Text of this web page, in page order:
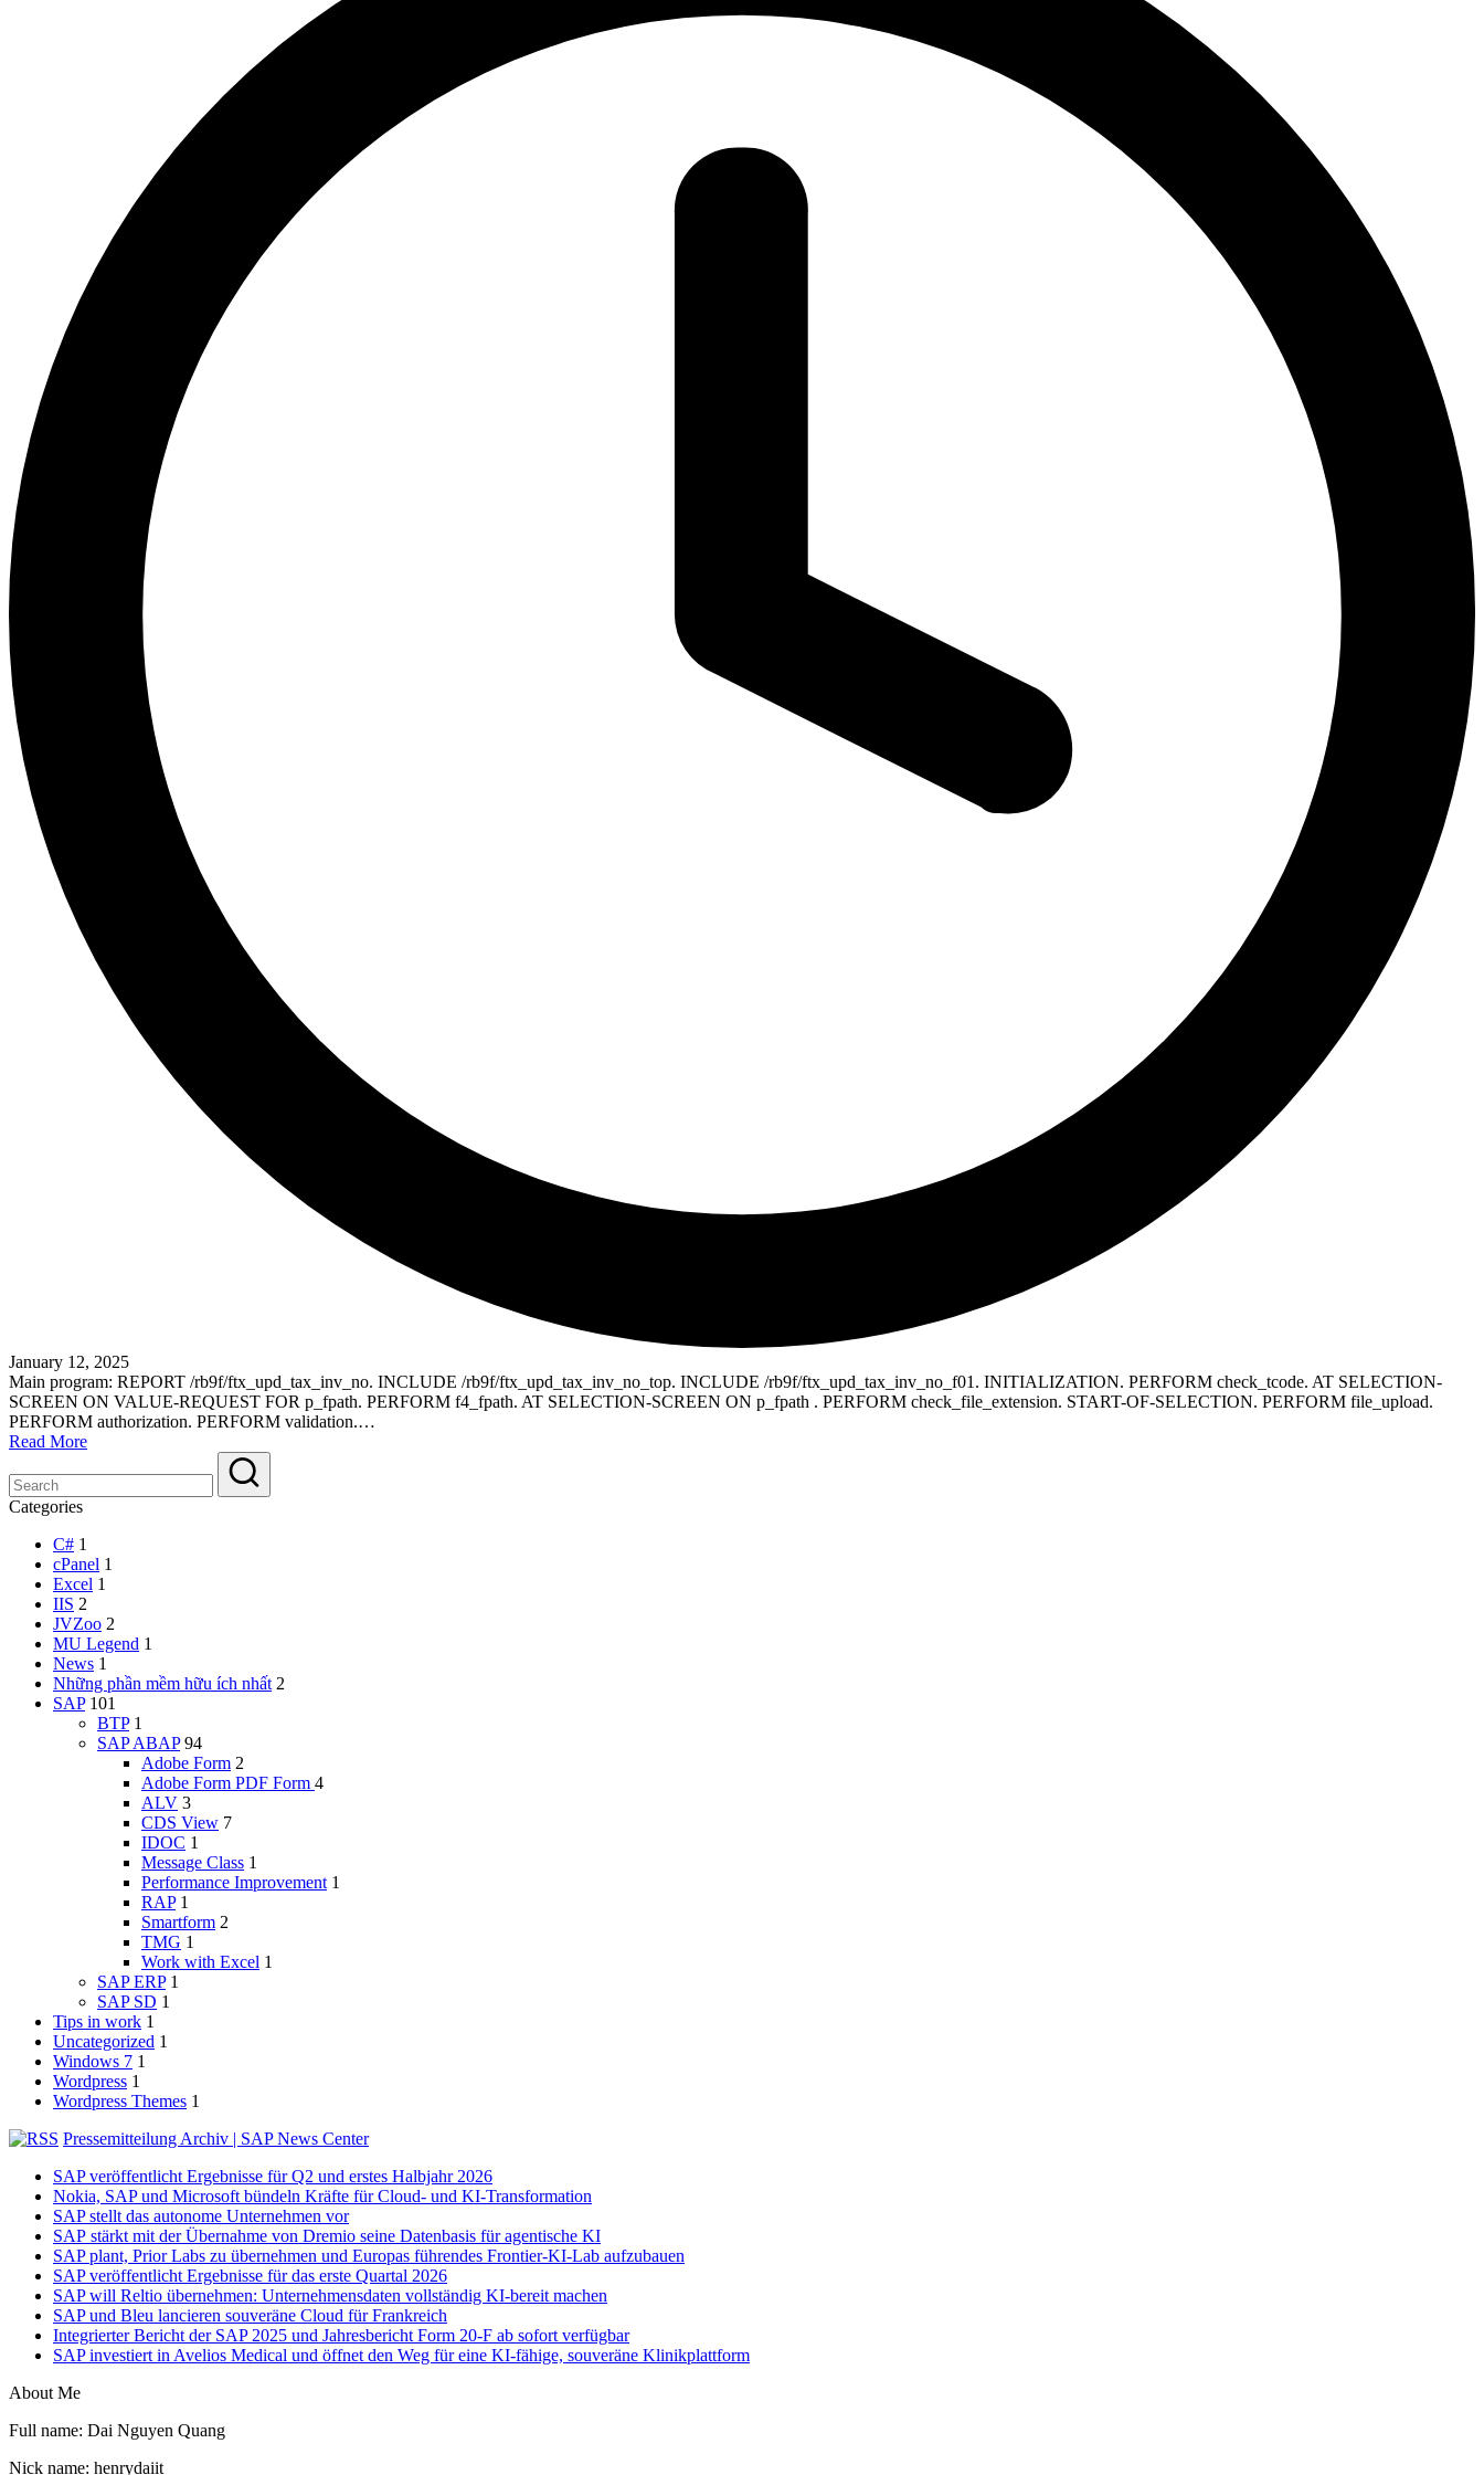
January 12, 2025
Main program: REPORT /rb9f/ftx_upd_tax_inv_no. INCLUDE /rb9f/ftx_upd_tax_inv_no_top. INCLUDE /rb9f/ftx_upd_tax_inv_no_f01. INITIALIZATION. PERFORM check_tcode. AT SELECTION-
SCREEN ON VALUE-REQUEST FOR p_fpath. PERFORM f4_fpath. AT SELECTION-SCREEN ON p_fpath . PERFORM check_file_extension. START-OF-SELECTION. PERFORM file_upload.
PERFORM authorization. PERFORM validation.…
Read More
Categories
C# 1
cPanel 1
Excel 1
IIS 2
JVZoo 2
MU Legend 1
News 1
Những phần mềm hữu ích nhất 2
SAP 101
BTP 1
SAP ABAP 94
Adobe Form 2
Adobe Form PDF Form 4
ALV 3
CDS View 7
IDOC 1
Message Class 1
Performance Improvement 1
RAP 1
Smartform 2
TMG 1
Work with Excel 1
SAP ERP 1
SAP SD 1
Tips in work 1
Uncategorized 1
Windows 7 1
Wordpress 1
Wordpress Themes 1
Pressemitteilung Archiv | SAP News Center
SAP veröffentlicht Ergebnisse für Q2 und erstes Halbjahr 2026
Nokia, SAP und Microsoft bündeln Kräfte für Cloud- und KI-Transformation
SAP stellt das autonome Unternehmen vor
SAP stärkt mit der Übernahme von Dremio seine Datenbasis für agentische KI
SAP plant, Prior Labs zu übernehmen und Europas führendes Frontier-KI-Lab aufzubauen
SAP veröffentlicht Ergebnisse für das erste Quartal 2026
SAP will Reltio übernehmen: Unternehmensdaten vollständig KI-bereit machen
SAP und Bleu lancieren souveräne Cloud für Frankreich
Integrierter Bericht der SAP 2025 und Jahresbericht Form 20-F ab sofort verfügbar
SAP investiert in Avelios Medical und öffnet den Weg für eine KI-fähige, souveräne Klinikplattform
About Me
Full name: Dai Nguyen Quang
Nick name: henrydaiit